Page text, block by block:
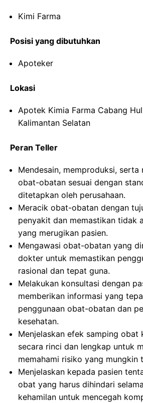
Kimi Farma
Posisi yang dibutuhkan
Apoteker
Lokasi
Apotek Kimia Farma Cabang
Kalimantan Selatan
Peran Teller
Mendesain, memproduksi, serta
obat-obatan sesuai dengan
ditetapkan oleh perusahaan.
Meracik obat-obatan dengan
penyakit dan memastikan tidak
yang merugikan pasien.
Mengawasi obat-obatan yang
dokter untuk memastikan
rasional dan tepat guna.
Melakukan konsultasi dengan
memberikan informasi yang
penggunaan obat-obatan dan
kesehatan.
Menjelaskan efek samping obat
secara rinci dan lengkap untuk
memahami risiko yang mungkin
Menjelaskan kepada pasien
obat yang harus dihindari
kehamilan untuk mencegah